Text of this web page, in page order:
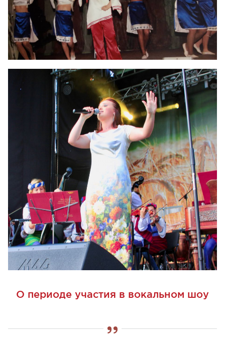
О периоде участия в вокальном шоу